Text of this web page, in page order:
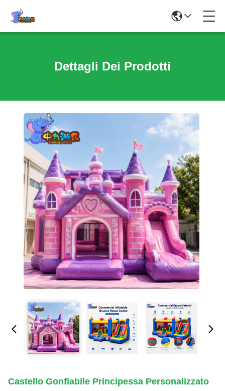
Dettagli Dei Prodotti
Castello Gonfiabile Principessa Personalizzato